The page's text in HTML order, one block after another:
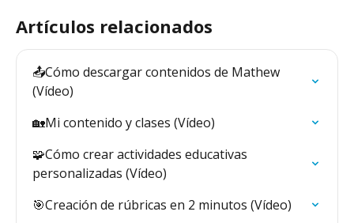
Artículos relacionados
📤Cómo descargar contenidos de Mathew
(Vídeo)
🏡Mi contenido y clases (Vídeo)
🧩Cómo crear actividades educativas
personalizadas (Vídeo)
🎯Creación de rúbricas en 2 minutos (Vídeo)